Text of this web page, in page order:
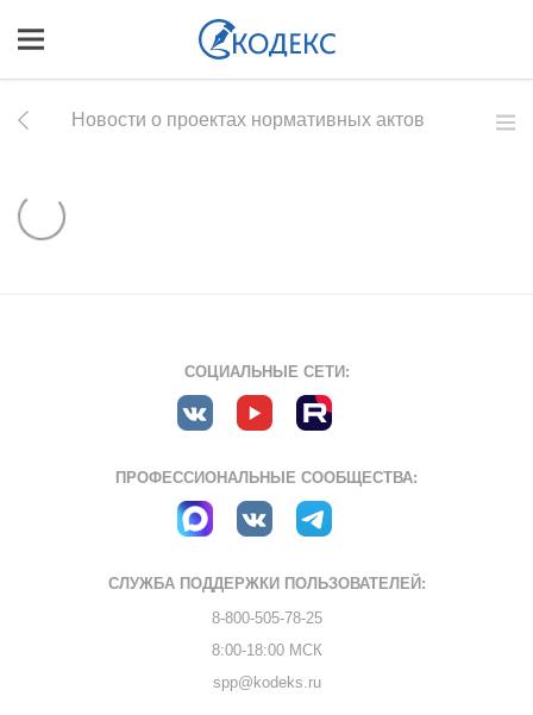
Новости о проектах нормативных актов
СОЦИАЛЬНЫЕ СЕТИ:
ПРОФЕССИОНАЛЬНЫЕ СООБЩЕСТВА:
СЛУЖБА ПОДДЕРЖКИ ПОЛЬЗОВАТЕЛЕЙ:
8-800-505-78-25
8:00-18:00 МСК
spp@kodeks.ru